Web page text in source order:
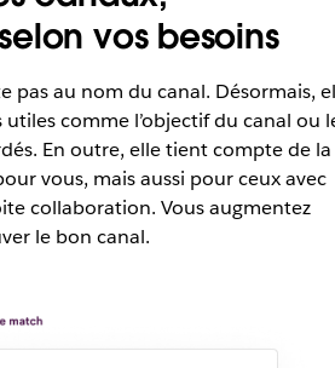
vos besoins
pas au nom du canal. Désormais,
comme l’objectif du canal ou
En outre, elle tient compte de la
vous, mais aussi pour ceux avec
collaboration. Vous augmentez
le bon canal.